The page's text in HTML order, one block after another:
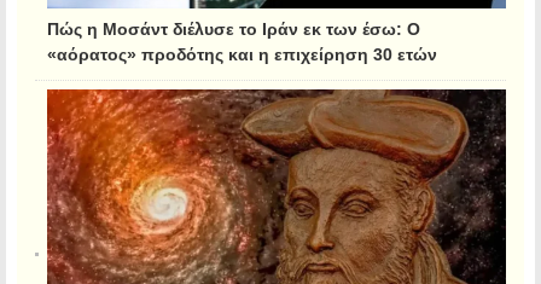
Πώς η Μοσάντ διέλυσε το Ιράν εκ των έσω: Ο
«αόρατος» προδότης και η επιχείρηση 30 ετών